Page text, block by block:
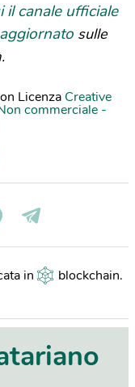
il canale ufficiale
sulle
Licenza Creative
commerciale -
in blockchain.